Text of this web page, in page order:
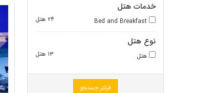
خدمات هتل
Bed and Breakfast ۲۴ هتل
نوع هتل
هتل ۱۳ هتل
فیلتر جستجو